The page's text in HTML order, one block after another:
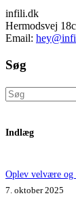
infili.dk
Hermodsvej
Email:
Søg
resultater
Indlæg
Oplev velvære og
7. oktober 2025